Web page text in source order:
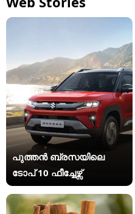
പുത്തൻ ബ്രസയിലെ
ടോപ് 10 ഫീച്ചേഴ്സ്